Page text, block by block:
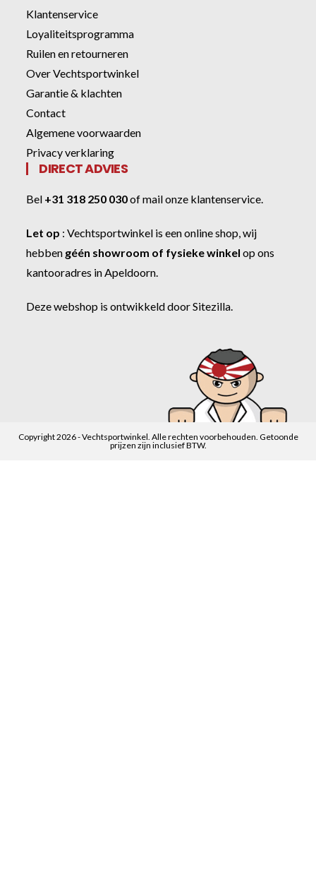
Klantenservice
Loyaliteitsprogramma
Ruilen en retourneren
Over Vechtsportwinkel
Garantie & klachten
Contact
Algemene voorwaarden
Privacy verklaring
DIRECT ADVIES
Bel +31 318 250 030ofmail onze klantenservice
Let op :Vechtsportwinkel is een online shop, wij
hebben géén showroom of fysieke winkel op ons
kantooradres in Apeldoorn.
Deze webshop is ontwikkeld doorSitezilla
Copyright 2026 - Vechtsportwinkel. Alle rechten voorbehouden. Getoonde
prijzen zijn inclusief BTW.